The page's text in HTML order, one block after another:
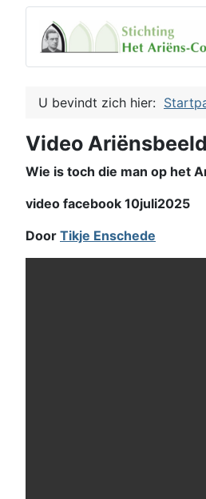
U bevindt zich hier:
Video
Wie is toch die man op het
video facebook 10juli2025
Door Tikje Enschede